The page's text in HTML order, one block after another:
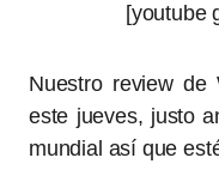
[youtube
Nuestro review de
este jueves, justo
mundial así que